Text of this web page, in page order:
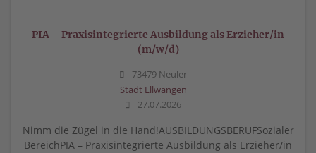
PIA – Praxisintegrierte Ausbildung als Erzieher/in
(m/w/d)
73479 Neuler
Stadt Ellwangen
27.07.2026
Nimm die Zügel in die Hand!AUSBILDUNGSBERUFSozialer
BereichPIA – Praxisintegrierte Ausbildung als Erzieher/in